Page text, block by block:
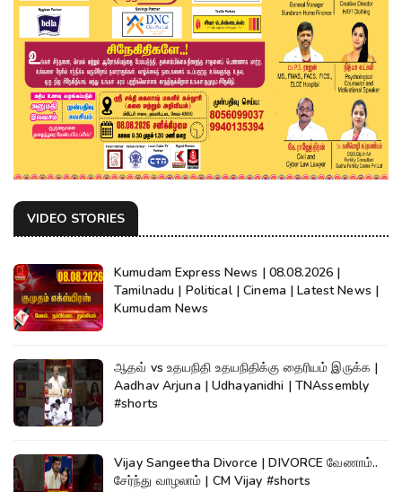
VIDEO STORIES
Kumudam Express News | 08.08.2026 |
Tamilnadu | Political | Cinema | Latest News |
Kumudam News
ஆதவ் vs உதயநிதி உதயநிதிக்கு தைரியம் இருக்க |
Aadhav Arjuna | Udhayanidhi | TNAssembly
#shorts
Vijay Sangeetha Divorce | DIVORCE வேணாம்..
சேர்ந்து வாழலாம் | CM Vijay #shorts